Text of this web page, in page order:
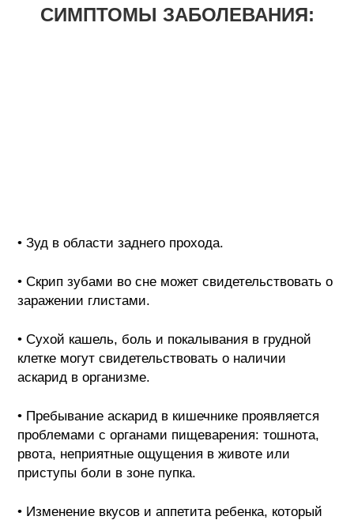
СИМПТОМЫ ЗАБОЛЕВАНИЯ:
• Зуд в области заднего прохода.
• Скрип зубами во сне может свидетельствовать о
заражении глистами.
• Сухой кашель, боль и покалывания в грудной
клетке могут свидетельствовать о наличии
аскарид в организме.
• Пребывание аскарид в кишечнике проявляется
проблемами с органами пищеварения: тошнота,
рвота, неприятные ощущения в животе или
приступы боли в зоне пупка.
• Изменение вкусов и аппетита ребенка, который